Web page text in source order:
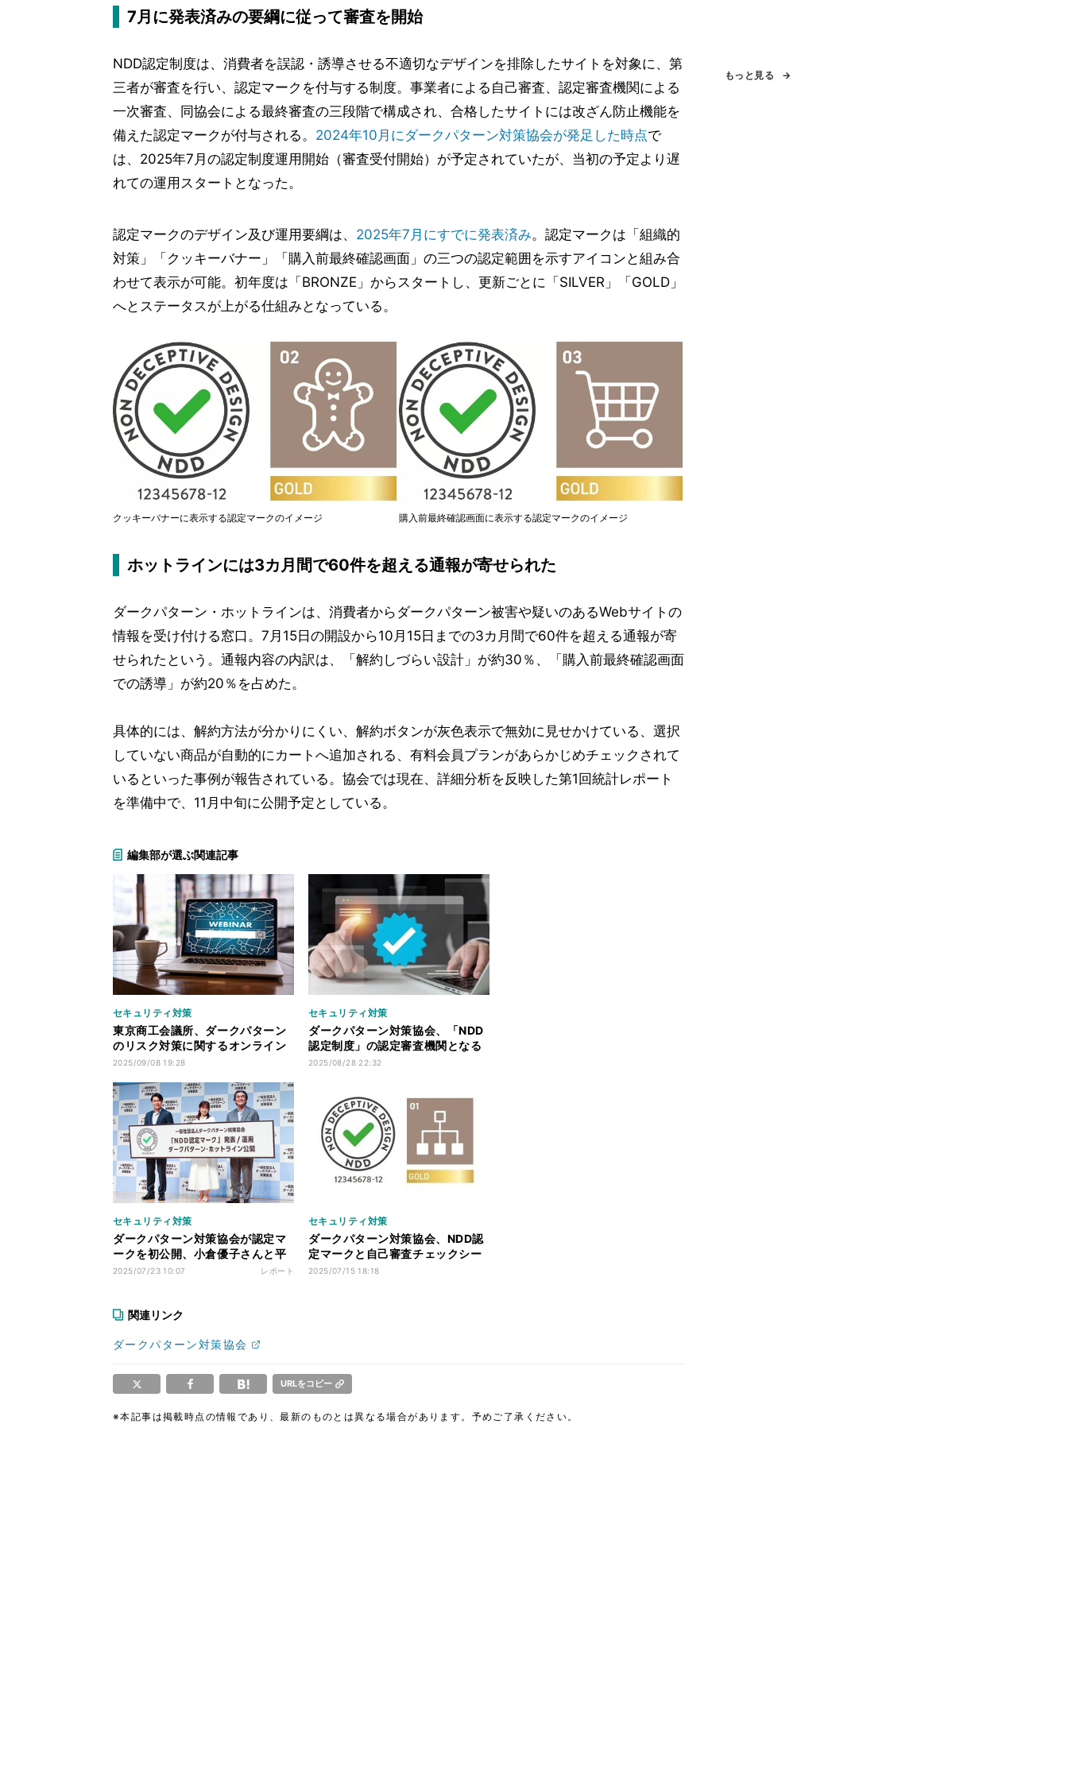
7月に発表済みの要綱に従って審査を開始
NDD認定制度は、消費者を誤認・誘導させる不適切なデザインを排除したサイトを対象に、第
三者が審査を行い、認定マークを付与する制度。事業者による自己審査、認定審査機関による
一次審査、同協会による最終審査の三段階で構成され、合格したサイトには改ざん防止機能を
備えた認定マークが付与される。 2024年10月にダークパターン対策協会が発足した時点で
は、2025年7月の認定制度運用開始（審査受付開始）が予定されていたが、当初の予定より遅
れての運用スタートとなった。
認定マークのデザイン及び運用要綱は、 2025年7月にすでに発表済み。認定マークは「組織的
対策」「クッキーバナー」「購入前最終確認画面」の三つの認定範囲を示すアイコンと組み合
わせて表示が可能。初年度は「BRONZE」からスタートし、更新ごとに「SILVER」「GOLD」
へとステータスが上がる仕組みとなっている。
クッキーバナーに表示する認定マークのイメージ 購入前最終確認画面に表示する認定マークのイメージ
ホットラインには3カ月間で60件を超える通報が寄せられた
ダークパターン・ホットラインは、消費者からダークパターン被害や疑いのあるWebサイトの
情報を受け付ける窓口。7月15日の開設から10月15日までの3カ月間で60件を超える通報が寄
せられたという。通報内容の内訳は、「解約しづらい設計」が約30％、「購入前最終確認画面
での誘導」が約20％を占めた。
具体的には、解約方法が分かりにくい、解約ボタンが灰色表示で無効に見せかけている、選択
していない商品が自動的にカートへ追加される、有料会員プランがあらかじめチェックされて
いるといった事例が報告されている。協会では現在、詳細分析を反映した第1回統計レポート
を準備中で、11月中旬に公開予定としている。
編集部が選ぶ関連記事
セキュリティ対策
東京商工会議所、ダークパターン
のリスク対策に関するオンライン
セミナーを9月24日に開催
2025/09/08 19:28
セキュリティ対策
ダークパターン対策協会、「NDD
認定制度」の認定審査機関となる
ためのオンライン説明会を開催
2025/08/28 22:32
セキュリティ対策
ダークパターン対策協会が認定マ
ークを初公開、小倉優子さんと平
成ノブシコブシもダークパターン
2025/07/23 10:07 レポート
セキュリティ対策
ダークパターン対策協会、NDD認
定マークと自己審査チェックシー
トを公開
2025/07/15 18:18
関連リンク
ダークパターン対策協会
URLをコピー
※本記事は掲載時点の情報であり、最新のものとは異なる場合があります。予めご了承ください。
もっと見る